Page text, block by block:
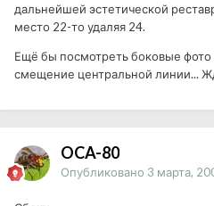
дальнейшей эстетической
место 22-то удаляя 24.
Ещё бы посмотреть боковые фото
смещение центральной линии...
OCA-80
Опубликовано 3 марта,